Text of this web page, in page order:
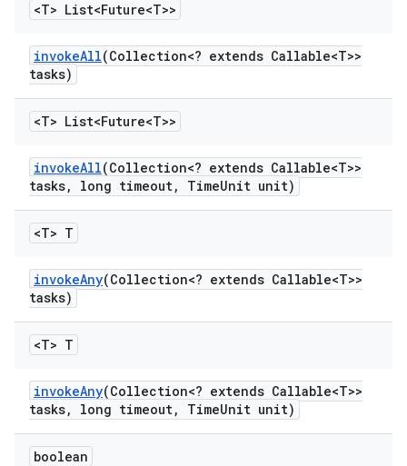
<T> List<Future<T>>
invokeAll(Collection<? extends Callable<T>>
tasks)
<T> List<Future<T>>
invokeAll(Collection<? extends Callable<T>>
tasks, long timeout, TimeUnit unit)
<T> T
invokeAny(Collection<? extends Callable<T>>
tasks)
<T> T
invokeAny(Collection<? extends Callable<T>>
tasks, long timeout, TimeUnit unit)
boolean